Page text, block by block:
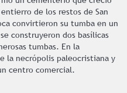
de los restos de San
convirtieron su tumba en un
construyeron dos basílicas
tumbas. En la
la necrópolis paleocristiana y
centro comercial.